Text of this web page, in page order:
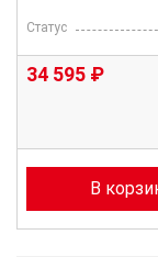
Статус
34 595 ₽
В